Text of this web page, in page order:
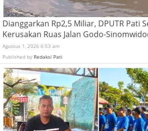
Dianggarkan Rp2,5 Miliar, DPUTR Pati
Kerusakan Ruas Jalan Godo-
Agustus 1, 2026 6:53 am
Published by Redaksi Pati